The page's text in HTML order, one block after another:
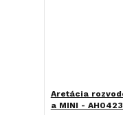
Aretácia
a MINI -